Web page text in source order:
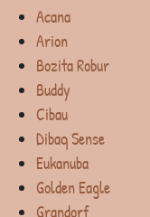
Acana
Arion
Bozita Robur
Buddy
Cibau
Dibaq Sense
Eukanuba
Golden Eagle
Grandorf